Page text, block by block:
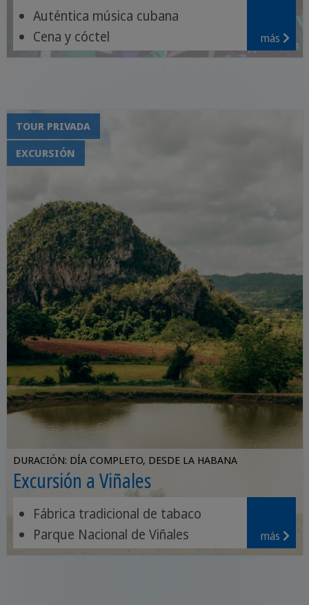
Auténtica música cubana
Cena y cóctel
Baile e interacción
más
TOUR PRIVADA
EXCURSIÓN
DURACIÓN: DÍA COMPLETO, DESDE LA HABANA
Excursión a Viñales
Fábrica tradicional de tabaco
Parque Nacional de Viñales
Cueva con paseo en barco
más